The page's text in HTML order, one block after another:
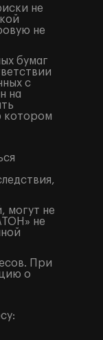
не
не
бумаг
с
на
котором
могут не
не
При
о